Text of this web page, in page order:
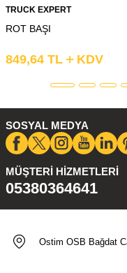
TRUCK EXPERT
ROT BAŞI
849,64 TL KDV
SOSYAL MEDYA
MÜŞTERI HIZMETLERI
05380364641
Ostim OSB Bağdat